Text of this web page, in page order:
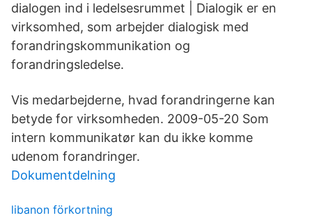
dialogen ind i ledelsesrummet | Dialogik er en
virksomhed, som arbejder dialogisk med
forandringskommunikation og
forandringsledelse.
Vis medarbejderne, hvad forandringerne kan
betyde for virksomheden. 2009-05-20 Som
intern kommunikatør kan du ikke komme
udenom forandringer.
Dokumentdelning
libanon förkortning